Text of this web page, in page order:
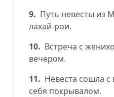
9. Путь невесты из
лахай-рои.
10. Встреча с
вечером.
11. Невеста сошла
себя покрывалом.